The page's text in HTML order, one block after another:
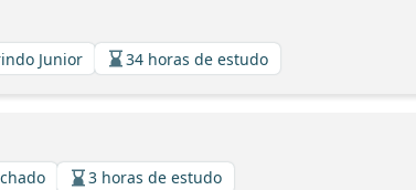
Junior 34 horas de estudo
3 horas de estudo